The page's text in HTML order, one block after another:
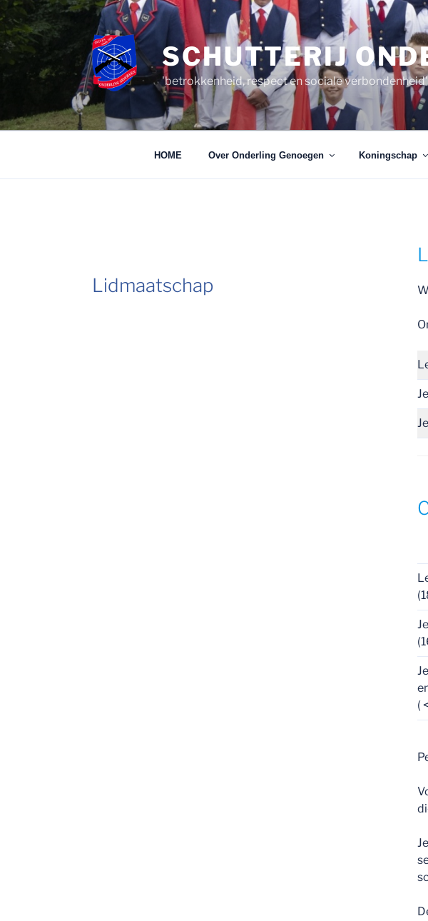
Ga
naar
de
inhoud
SCHUTTERIJ
'betrokkenheid, respect en sociale verbondenheid'
HOME Over Onderling Genoegen Koningschap
Lidmaatschap
(